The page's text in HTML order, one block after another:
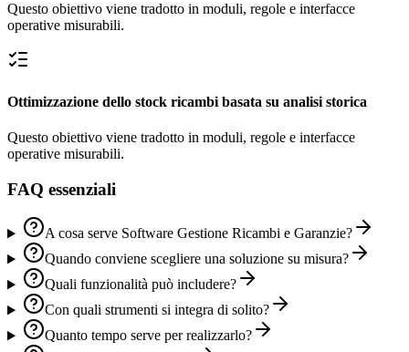
Questo obiettivo viene tradotto in moduli, regole e interfacce
operative misurabili.
Ottimizzazione dello stock ricambi basata su analisi storica
Questo obiettivo viene tradotto in moduli, regole e interfacce
operative misurabili.
FAQ essenziali
A cosa serve Software Gestione Ricambi e Garanzie?
Quando conviene scegliere una soluzione su misura?
Quali funzionalità può includere?
Con quali strumenti si integra di solito?
Quanto tempo serve per realizzarlo?